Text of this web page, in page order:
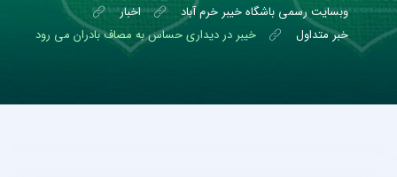
وبسایت رسمی باشگاه خیبر خرم آباد
اخبار
خبر متداول
خیبر در دیداری حساس به مصاف بادران می رود